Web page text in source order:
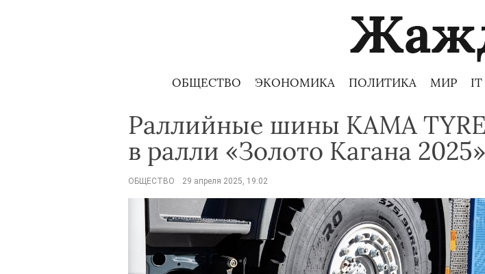
ОБЩЕСТВО ЭКОНОМИКА ПОЛИТИКА МИР IT
Раллийные шины KAMA
в ралли «Золото Кагана 2025»
ОБЩЕСТВО 29 апреля 2025, 19:02